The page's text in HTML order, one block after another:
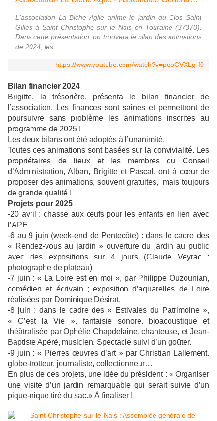
L'association La Biche Agile anime le jardin du Clos Saint
Gilles à Saint Christophe sur le Nais en Touraine (37370).
Dans cette présentation, on trouvera le bilan des animations
de 2024, les ...
https://www.youtube.com/watch?v=pooCVXLg-f0
Bilan financier 2024
Brigitte, la trésorière, présenta le bilan financier de
l’association. Les finances sont saines et permettront de
poursuivre sans problème les animations inscrites au
programme de 2025 !
Les deux bilans ont été adoptés à l’unanimité.
Toutes ces animations sont basées sur la convivialité. Les
propriétaires de lieux et les membres du Conseil
d’Administration, Alban, Brigitte et Pascal, ont à cœur de
proposer des animations, souvent gratuites, mais toujours
de grande qualité !
Projets pour 2025
-20 avril : chasse aux œufs pour les enfants en lien avec
l’APE.
-6 au 9 juin (week-end de Pentecôte) : dans le cadre des
« Rendez-vous au jardin » ouverture du jardin au public
avec des expositions sur 4 jours (Claude Veyrac :
photographe de plateau).
-7 juin : « La Loire est en moi », par Philippe Ouzounian,
comédien et écrivain ; exposition d’aquarelles de Loire
réalisées par Dominique Désirat.
-8 juin : dans le cadre des « Estivales du Patrimoine »,
« C’est la Vie », fantaisie sonore, bioacoustique et
théâtralisée par Ophélie Chapdelaine, chanteuse, et Jean-
Baptiste Apéré, musicien. Spectacle suivi d’un goûter.
-9 juin : « Pierres œuvres d’art » par Christian Lallement,
globe-trotteur, journaliste, collectionneur…
En plus de ces projets, une idée du président : « Organiser
une visite d’un jardin remarquable qui serait suivie d’un
pique-nique tiré du sac.» À finaliser !